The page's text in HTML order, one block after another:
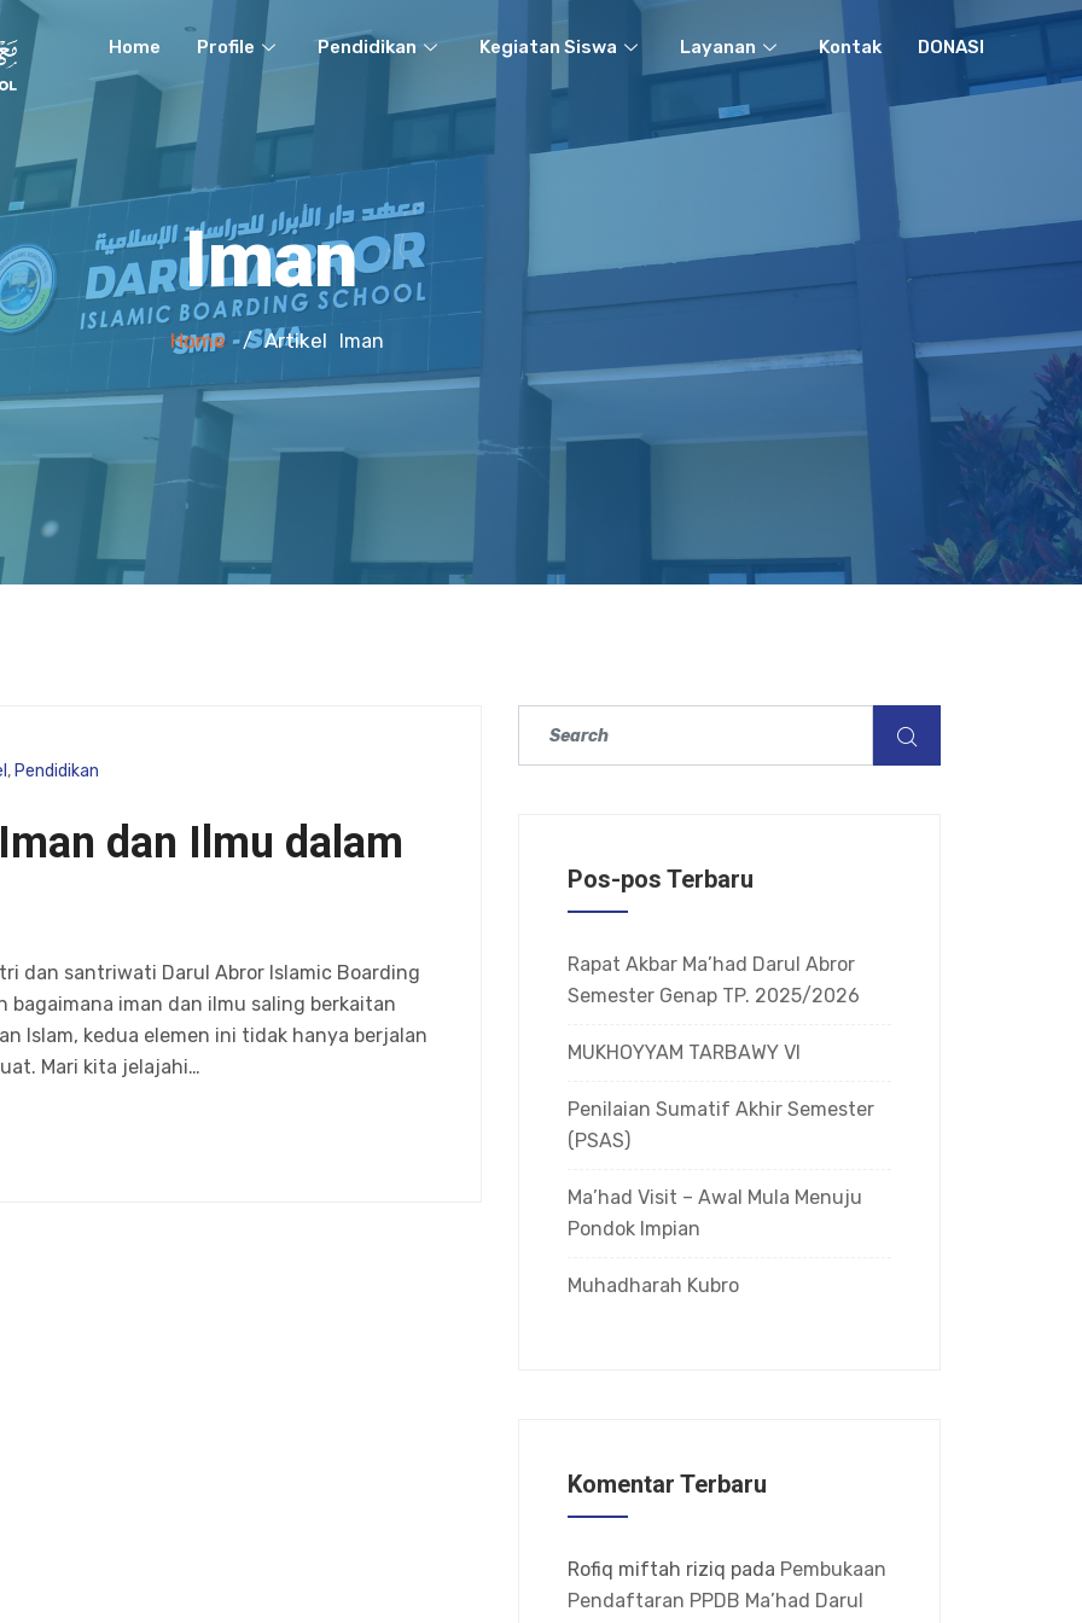
Home Profile Pendidikan Kegiatan Siswa Layanan Kontak DONASI
Iman
Home / Artikel Iman
, Pendidikan
dan Ilmu dalam
dan santriwati Darul Abror Islamic Boarding
bagaimana iman dan ilmu saling berkaitan
Islam, kedua elemen ini tidak hanya berjalan
Mari kita jelajahi…
Pos-pos Terbaru
Rapat Akbar Ma’had Darul Abror
Semester Genap TP. 2025/2026
MUKHOYYAM TARBAWY VI
Penilaian Sumatif Akhir Semester
(PSAS)
Ma’had Visit – Awal Mula Menuju
Pondok Impian
Muhadharah Kubro
Komentar Terbaru
Rofiq miftah riziq pada Pembukaan
Pendaftaran PPDB Ma’had Darul